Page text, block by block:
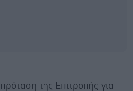
της Επιτροπής για